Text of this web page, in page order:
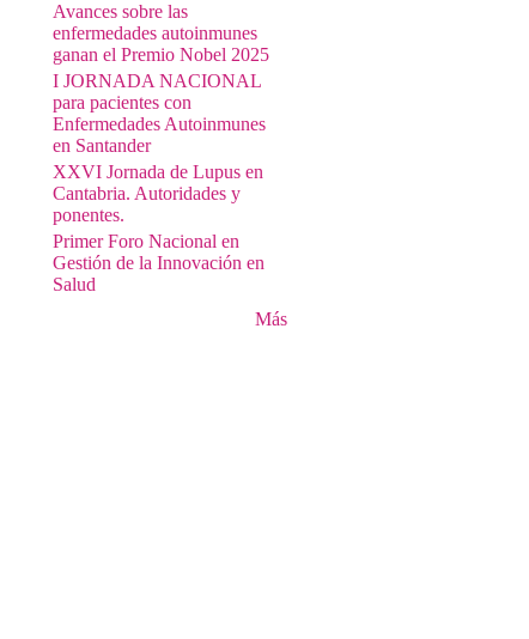
Avances sobre las
enfermedades autoinmunes
ganan el Premio Nobel 2025
I JORNADA NACIONAL
para pacientes con
Enfermedades Autoinmunes
en Santander
XXVI Jornada de Lupus en
Cantabria. Autoridades y
ponentes.
Primer Foro Nacional en
Gestión de la Innovación en
Salud
Más